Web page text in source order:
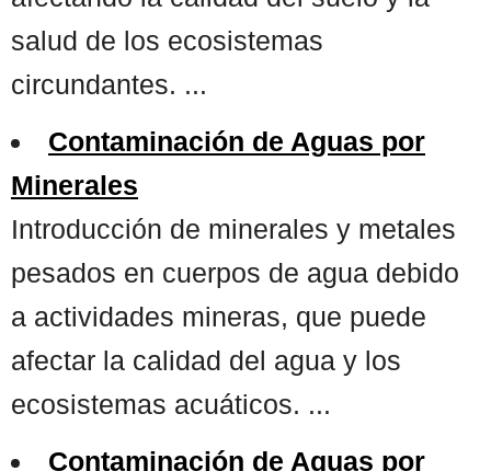
salud de los ecosistemas
circundantes. ...
Contaminación de Aguas por
Minerales
Introducción de minerales y metales
pesados en cuerpos de agua debido
a actividades mineras, que puede
afectar la calidad del agua y los
ecosistemas acuáticos. ...
Contaminación de Aguas por